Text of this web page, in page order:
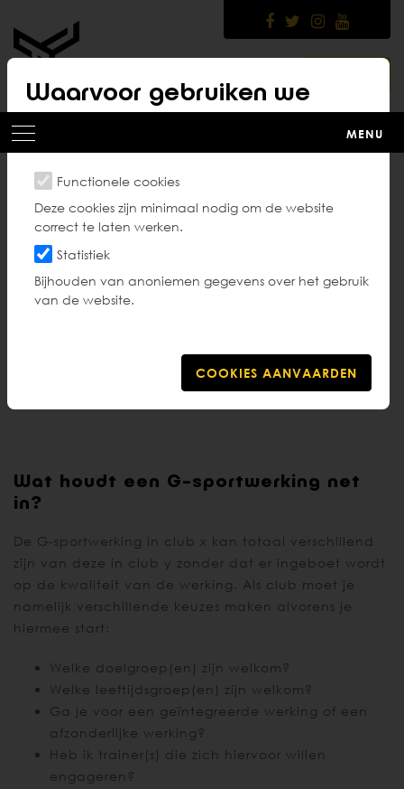
main
content
Waarvoor gebruiken we
cookies?
Functionele cookies
Deze cookies zijn minimaal nodig om de website
correct te laten werken.
Statistiek
Bijhouden van anoniemen gegevens over het gebruik
van de website.
MENU
G-sportwerking in de
op te starten. Dit is geen verplichting vanuit
Wat houdt een G-sportwerking net
in?
De G-sportwerking in club x kan totaal verschillend
zijn van deze in club y zonder dat er ingeboet wordt
op de kwaliteit van de werking. Als club moet je
namelijk verschillende keuzes maken alvorens je
hiermee start:
Welke doelgroep(en) zijn welkom?
Welke leeftijdsgroep(en) zijn welkom?
Ga je voor een geïntegreerde werking of een
afzonderlijke werking?
Heb ik trainer(s) die zich hiervoor willen
engageren?